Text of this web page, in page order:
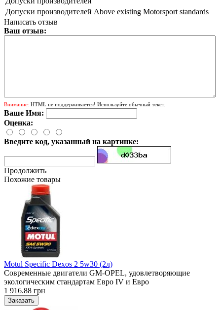
Допуски производителей Above existing Motorsport standards
Написать отзыв
Ваш отзыв:
Внимание: HTML не поддерживается! Используйте обычный текст.
Ваше Имя:
Оценка:
Введите код, указанный на картинке:
Продолжить
Похожие товары
Motul Specific Dexos 2 5w30 (2л)
Современные двигатели GM-OPEL, удовлетворяющие
экологическим стандартам Евро IV и Евро
1 916.88 грн